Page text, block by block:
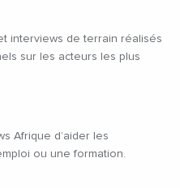
interviews de terrain réalisés
sur les acteurs les plus
Afrique d’aider les
ou une formation.